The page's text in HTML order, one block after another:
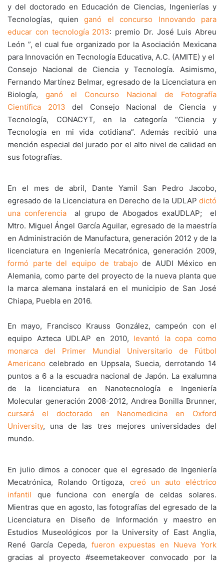
y del doctorado en Educación de Ciencias, Ingenierías y
Tecnologías, quien ganó el concurso Innovando para
educar con tecnología 2013: premio Dr. José Luis Abreu
León ”, el cual fue organizado por la Asociación Mexicana
para Innovación en Tecnología Educativa, A.C. (AMITE) y el
Consejo Nacional de Ciencia y Tecnología. Asimismo,
Fernando Martínez Belmar, egresado de la Licenciatura en
Biología, ganó el Concurso Nacional de Fotografía
Científica 2013 del Consejo Nacional de Ciencia y
Tecnología, CONACYT, en la categoría “Ciencia y
Tecnología en mi vida cotidiana”. Además recibió una
mención especial del jurado por el alto nivel de calidad en
sus fotografías.
En el mes de abril, Dante Yamil San Pedro Jacobo,
egresado de la Licenciatura en Derecho de la UDLAP dictó
una conferencia
al grupo de Abogados exaUDLAP; el
Mtro. Miguel Ángel García Aguilar, egresado de la maestría
en Administración de Manufactura, generación 2012 y de la
licenciatura en Ingeniería Mecatrónica, generación 2009,
formó parte del equipo de trabajo de AUDI México en
Alemania, como parte del proyecto de la nueva planta que
la marca alemana instalará en el municipio de San José
Chiapa, Puebla en 2016.
En mayo, Francisco Krauss González, campeón con el
equipo Azteca UDLAP en 2010, levantó la copa como
monarca del Primer Mundial Universitario de Fútbol
Americano celebrado en Uppsala, Suecia, derrotando 14
puntos a 6 a la escuadra nacional de Japón. La exalumna
de la licenciatura en Nanotecnología e Ingeniería
Molecular generación 2008-2012, Andrea Bonilla Brunner,
cursará el doctorado en Nanomedicina en Oxford
University, una de las tres mejores universidades del
mundo.
En julio dimos a conocer que el egresado de Ingeniería
Mecatrónica, Rolando Ortigoza, creó un auto eléctrico
infantil que funciona con energía de celdas solares.
Mientras que en agosto, las fotografías del egresado de la
Licenciatura en Diseño de Información y maestro en
Estudios Museológicos por la University of East Anglia,
René García Cepeda, fueron expuestas en Nueva York
gracias al proyecto #seemetakeover convocado por la